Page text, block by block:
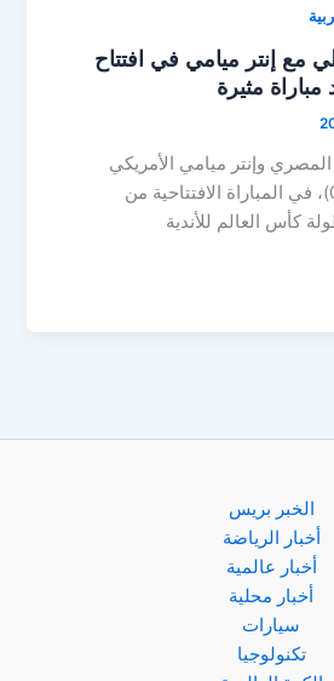
مع إنتر ميامي في افتتاح
مباراة مثيرة
وإنتر ميامي الأمريكي
بالتعادل السلبي (0-0)، في المباراة الافتتاحية من
كأس العالم للأندية
الخبر بريس
أخبار الرياضة
أخبار عالمية
أخبار محلية
سيارات
تكنولوجيا